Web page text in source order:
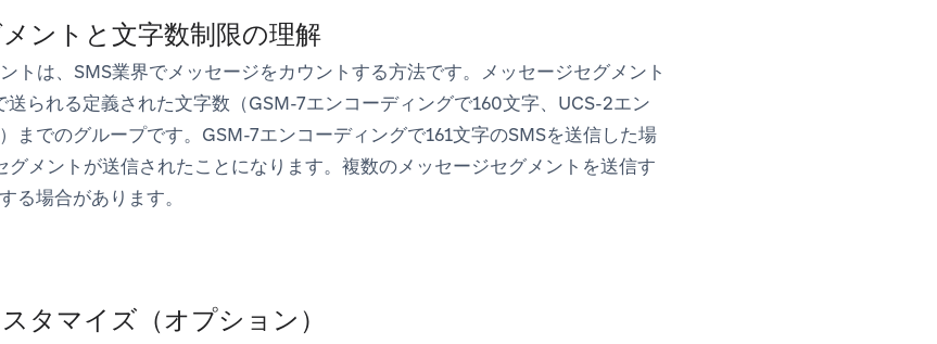
ントと文字数制限の理解
トは、SMS業界でメッセージをカウントする方法です。メッセージセグメント
送られる定義された文字数（GSM-7エンコーディングで160文字、UCS-2エン
までのグループです。GSM-7エンコーディングで161文字のSMSを送信した場
グメントが送信されたことになります。複数のメッセージセグメントを送信す
る場合があります。
タマイズ（オプション）